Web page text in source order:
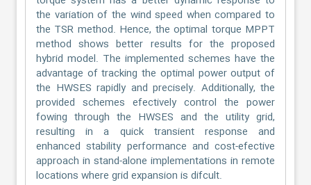
the variation of the wind speed when compared to
the TSR method. Hence, the optimal torque MPPT
method shows better results for the proposed
hybrid model. The implemented schemes have the
advantage of tracking the optimal power output of
the HWSES rapidly and precisely. Additionally, the
provided schemes efectively control the power
fowing through the HWSES and the utility grid,
resulting in a quick transient response and
enhanced stability performance and cost-efective
approach in stand-alone implementations in remote
locations where grid expansion is difcult.